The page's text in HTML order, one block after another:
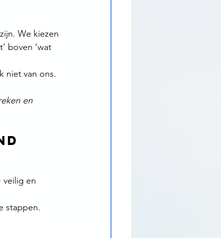
We kiezen
boven ‘wat
niet van ons.
en
en
stappen.